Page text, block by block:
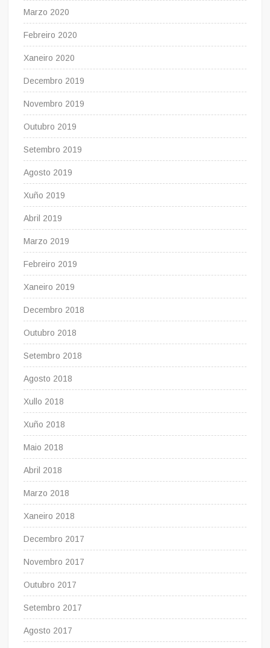
Marzo 2020
Febreiro 2020
Xaneiro 2020
Decembro 2019
Novembro 2019
Outubro 2019
Setembro 2019
Agosto 2019
Xuño 2019
Abril 2019
Marzo 2019
Febreiro 2019
Xaneiro 2019
Decembro 2018
Outubro 2018
Setembro 2018
Agosto 2018
Xullo 2018
Xuño 2018
Maio 2018
Abril 2018
Marzo 2018
Xaneiro 2018
Decembro 2017
Novembro 2017
Outubro 2017
Setembro 2017
Agosto 2017